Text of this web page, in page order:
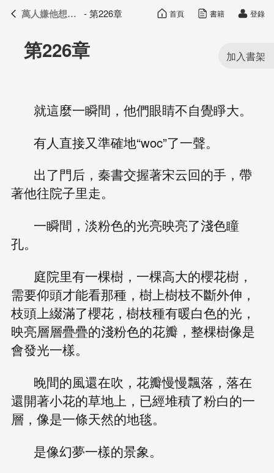
萬人嫌他想開了 目錄
第226章
就這麼一瞬間，他們眼睛不自覺睜大。
有人直接又準確地“woc”了一聲。
出了門后，秦書交握著宋云回的手，帶
著他往院子里走。
一瞬間，淡粉色的光亮映亮了淺色瞳
孔。
庭院里有一棵樹，一棵高大的櫻花樹，
需要仰頭才能看那種，樹上樹枝不斷外伸，
枝頭上綴滿了櫻花，樹枝種有暖白色的光，
映亮層層疊疊的淺粉色的花瓣，整棵樹像是
會發光一樣。
晚間的風還在吹，花瓣慢慢飄落，落在
還開著小花的草地上，已經堆積了粉白的一
層，像是一條天然的地毯。
是像幻夢一樣的景象。
萬人嫌他想開了 - 第226章 首頁 書籍 登錄